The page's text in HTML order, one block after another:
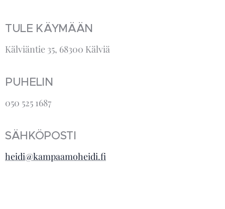
TULE KÄYMÄÄN
Kälviäntie 35, 68300 Kälviä
PUHELIN
050 525 1687
SÄHKÖPOSTI
heidi@kampaamoheidi.fi